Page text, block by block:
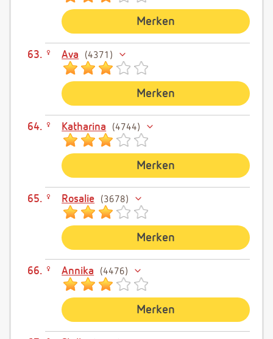
Merken
Ava 4371
Merken
Katharina 4744
Merken
Rosalie 3678
Merken
Annika 4476
Merken